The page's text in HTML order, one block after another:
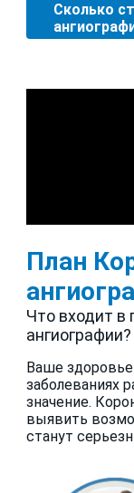
Сколько
План
Что входит в
ангиографии?
Ваше
заболеваниях
значение.
выявить
станут